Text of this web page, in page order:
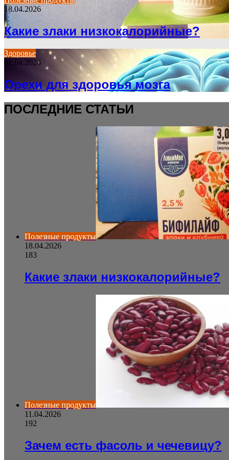
18.04.2026
Какие злаки низкокалорийные?
Здоровье
01.04.2026
Орехи для здоровья мозга
ПОСЛЕДНИЕ СТАТЬИ
Полезные продукты
18.04.2026
183
Какие злаки низкокалорийные?
Полезные продукты
11.04.2026
192
Зачем есть фасоль и чечевицу?